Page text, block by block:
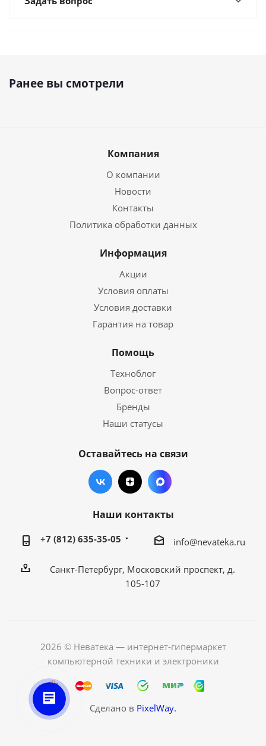
Ранее вы смотрели
Компания
О компании
Новости
Контакты
Политика обработки данных
Информация
Акции
Условия оплаты
Условия доставки
Гарантия на товар
Помощь
Техноблог
Вопрос-ответ
Бренды
Наши статусы
Оставайтесь на связи
Наши контакты
+7 (812) 635-35-05 info@nevateka.ru
Санкт-Петербург, Московский проспект, д.
105-107
2026 © Неватека — интернет-гипермаркет
компьютерной техники и электроники
Сделано в PixelWay.